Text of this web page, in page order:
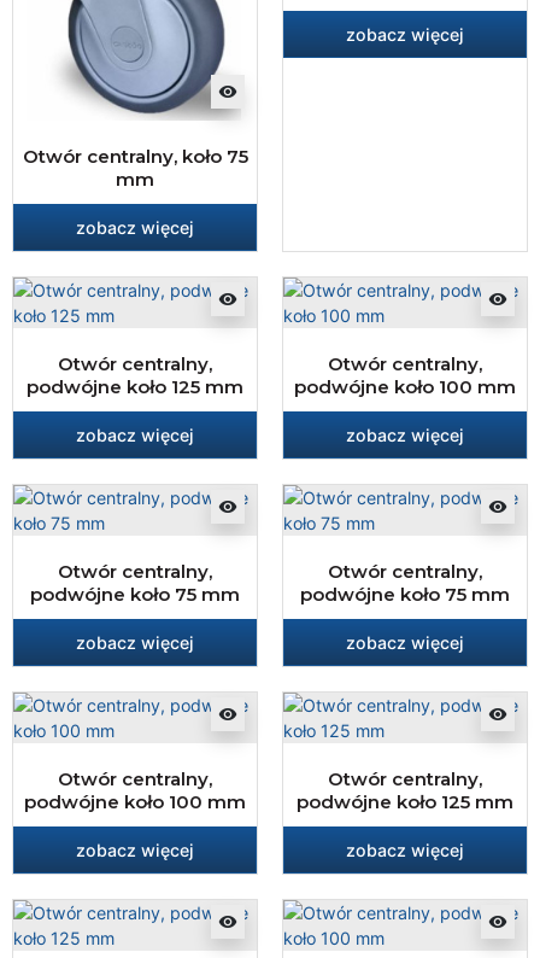
visibility
Otwór centralny, koło 75
mm
zobacz więcej
zobacz więcej
visibility
Otwór centralny,
podwójne koło 125 mm
zobacz więcej
visibility
Otwór centralny,
podwójne koło 100 mm
zobacz więcej
visibility
Otwór centralny,
podwójne koło 75 mm
zobacz więcej
visibility
Otwór centralny,
podwójne koło 75 mm
zobacz więcej
visibility
Otwór centralny,
podwójne koło 100 mm
zobacz więcej
visibility
Otwór centralny,
podwójne koło 125 mm
zobacz więcej
visibility visibility